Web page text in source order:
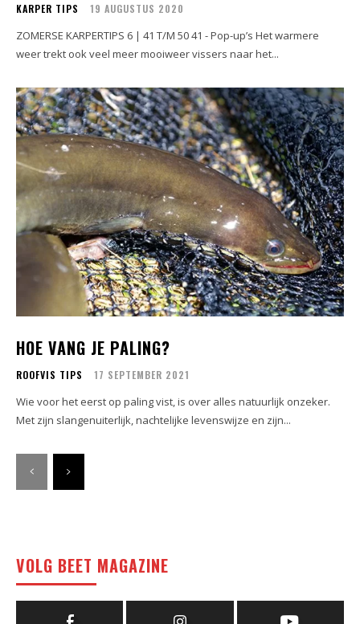
KARPER TIPS 19 AUGUSTUS 2020
ZOMERSE KARPERTIPS 6 | 41 T/M 50 41 - Pop-up’s Het warmere
weer trekt ook veel meer mooiweer vissers naar het...
HOE VANG JE PALING?
ROOFVIS TIPS 17 SEPTEMBER 2021
Wie voor het eerst op paling vist, is over alles natuurlijk onzeker.
Met zijn slangenuiterlijk, nachtelijke levenswijze en zijn...
VOLG BEET MAGAZINE